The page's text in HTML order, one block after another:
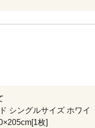
シングルサイズ ホワイ
枚]